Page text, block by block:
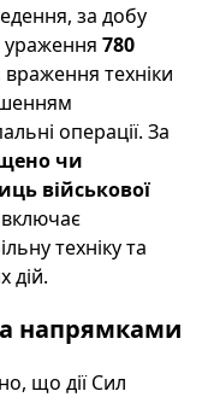
за добу
780
техніки
операції. За
чи
військової
техніку та
дій.
напрямками
що дії Сил